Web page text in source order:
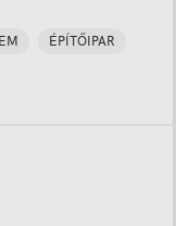
ÉPÍTŐIPAR